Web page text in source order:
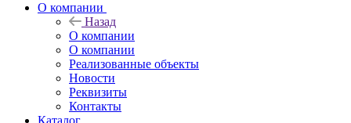
О компании
Назад
О компании
О компании
Реализованные объекты
Новости
Реквизиты
Контакты